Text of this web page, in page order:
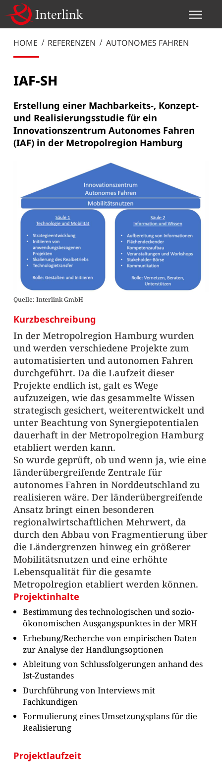
HOME REFERENZEN AUTONOMES FAHREN
IAF-SH
Erstellung einer Machbarkeits-, Konzept-
und Realisierungsstudie für ein
Innovationszentrum Autonomes Fahren
(IAF) in der Metropolregion Hamburg
Quelle: Interlink GmbH
Kurzbeschreibung
In der Metropolregion Hamburg wurden
und werden verschiedene Projekte zum
automatisierten und autonomen Fahren
durchgeführt. Da die Laufzeit dieser
Projekte endlich ist, galt es Wege
aufzuzeigen, wie das gesammelte Wissen
strategisch gesichert, weiterentwickelt und
unter Beachtung von Synergiepotentialen
dauerhaft in der Metropolregion Hamburg
etabliert werden kann.
So wurde geprüft, ob und wenn ja, wie eine
länderübergreifende Zentrale für
autonomes Fahren in Norddeutschland zu
realisieren wäre. Der länderübergreifende
Ansatz bringt einen besonderen
regionalwirtschaftlichen Mehrwert, da
durch den Abbau von Fragmentierung über
die Ländergrenzen hinweg ein größerer
Mobilitätsnutzen und eine erhöhte
Lebensqualität für die gesamte
Metropolregion etabliert werden können.
Projektinhalte
Bestimmung des technologischen und sozio-
ökonomischen Ausgangspunktes in der MRH
Erhebung/Recherche von empirischen Daten
zur Analyse der Handlungsoptionen
Ableitung von Schlussfolgerungen anhand des
Ist-Zustandes
Durchführung von Interviews mit
Fachkundigen
Formulierung eines Umsetzungsplans für die
Realisierung
Projektlaufzeit